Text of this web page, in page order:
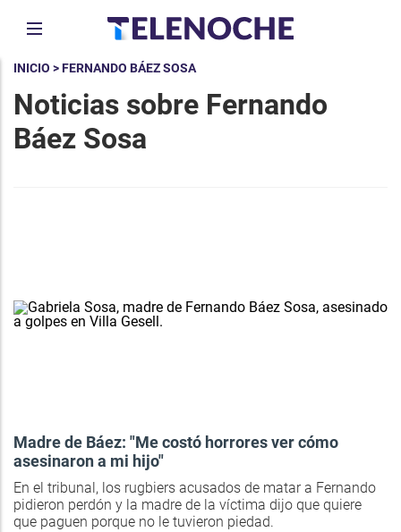
INICIO > FERNANDO BÁEZ SOSA
Noticias sobre Fernando
Báez Sosa
Madre de Báez: "Me costó horrores ver cómo
asesinaron a mi hijo"
En el tribunal, los rugbiers acusados de matar a Fernando
pidieron perdón y la madre de la víctima dijo que quiere
que paguen porque no le tuvieron piedad.